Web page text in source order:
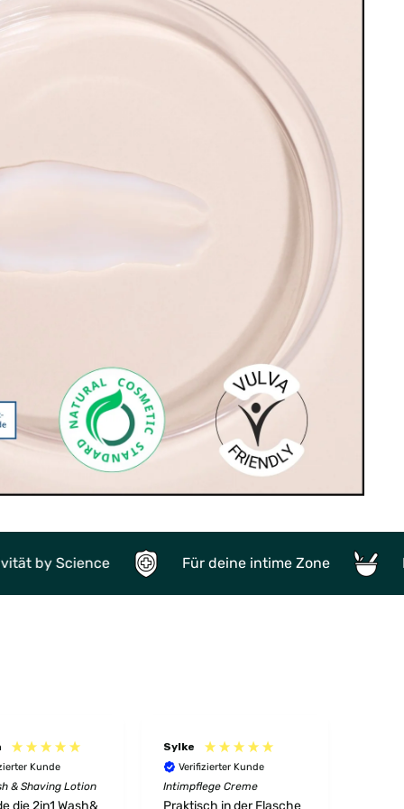
Für deine intime Zone Natürliche
Kunde
& Shaving Lotion
Sylke
Verifizierter Kunde
Intimpflege Creme
Praktisch in der Flasche